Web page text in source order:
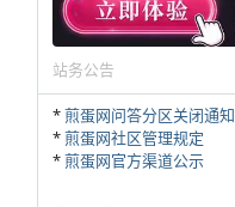
站务公告
*煎蛋网问答分区关闭通知
*煎蛋网社区管理规定
*煎蛋网官方渠道公示